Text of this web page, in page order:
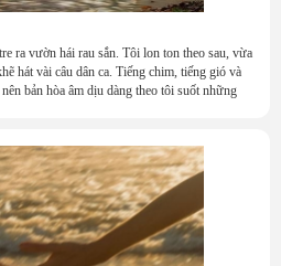
ra vườn hái rau sắn. Tôi lon ton theo sau, vừa
hát vài câu dân ca. Tiếng chim, tiếng gió và
bản hòa âm dịu dàng theo tôi suốt những